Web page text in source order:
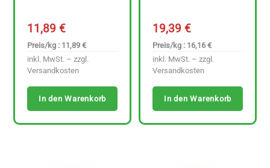
11,89€
Preis/kg : 11,89 €
inkl. MwSt. – zzgl.
Versandkosten
In den Warenkorb
19,39€
Preis/kg : 16,16 €
inkl. MwSt. – zzgl.
Versandkosten
In den Warenkorb